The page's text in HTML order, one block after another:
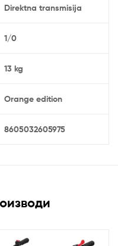
Direktna transmisija
1/0
13 kg
Orange edition
8605032605975